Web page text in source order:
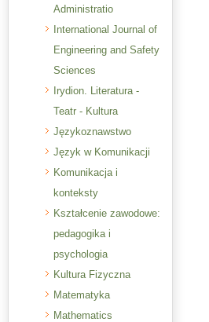
Administratio
International Journal of
Engineering and Safety
Sciences
Irydion. Literatura -
Teatr - Kultura
Językoznawstwo
Język w Komunikacji
Komunikacja i
konteksty
Kształcenie zawodowe:
pedagogika i
psychologia
Kultura Fizyczna
Matematyka
Mathematics